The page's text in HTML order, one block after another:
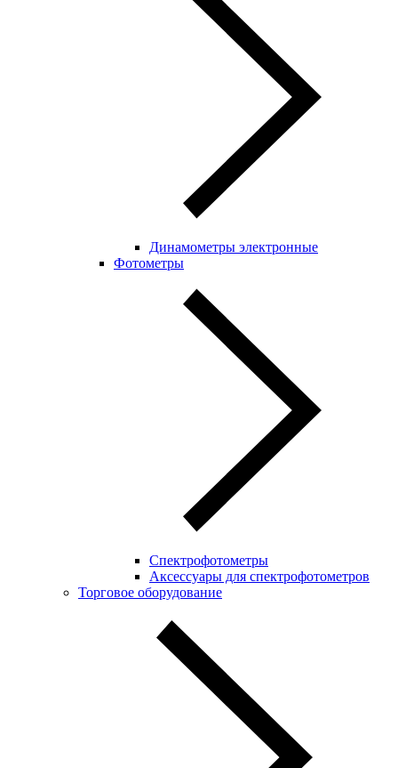
Динамометры электронные
Фотометры
Спектрофотометры
Аксессуары для спектрофотометров
Торговое оборудование